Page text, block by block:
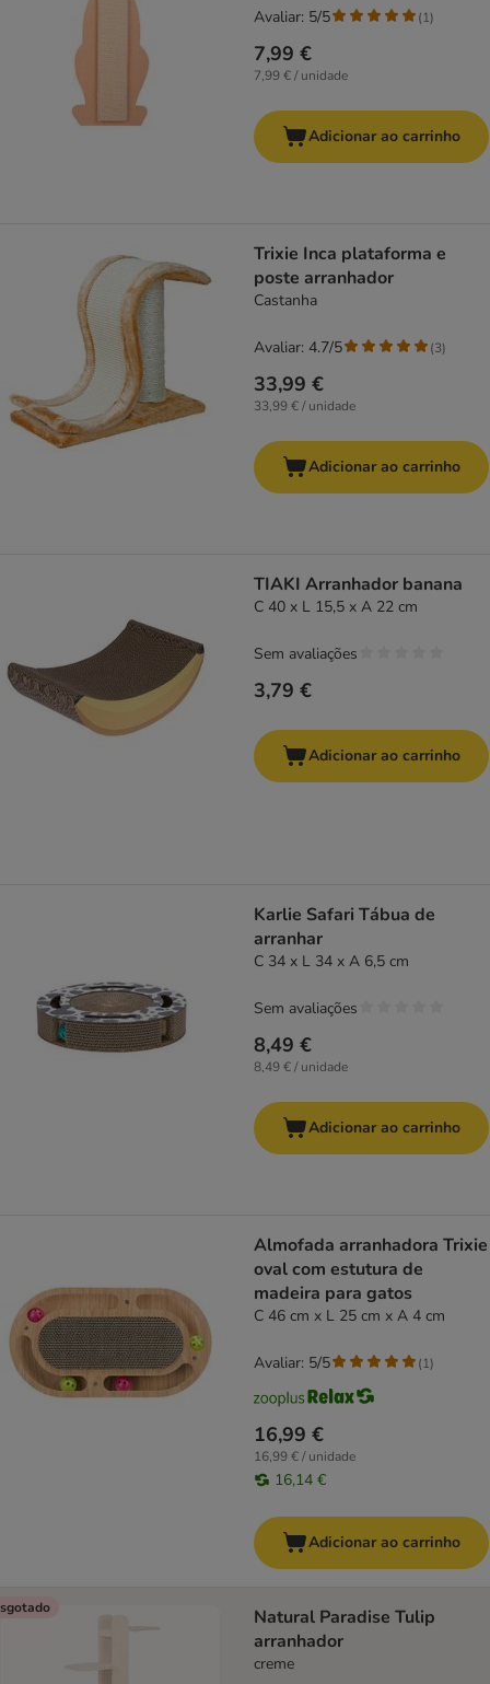
7,99 €
7,99 € / unidade
Avaliar: 5/5 (1)
Adicionar ao carrinho
Trixie Inca plataforma e
poste arranhador
Castanha
33,99 €
33,99 € / unidade
Avaliar: 4.7/5 (3)
Adicionar ao carrinho
TIAKI Arranhador banana
C 40 x L 15,5 x A 22 cm
3,79 €
Sem avaliações
Adicionar ao carrinho
Karlie Safari Tábua de
arranhar
C 34 x L 34 x A 6,5 cm
8,49 €
8,49 € / unidade
Sem avaliações
Adicionar ao carrinho
Almofada arranhadora Trixie
oval com estutura de
madeira para gatos
C 46 cm x L 25 cm x A 4 cm
16,99 €
16,99 € / unidade
16,14 €
Avaliar: 5/5 (1)
Adicionar ao carrinho
Natural Paradise Tulip
arranhador
creme